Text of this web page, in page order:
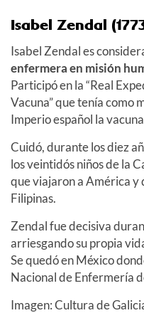
Isabel Zendal
Isabel Zendal es
enfermera en misión
Participó en la “Real
Vacuna” que tenía como
Imperio español la
Cuidó, durante los diez
los veintidós niños de la
que viajaron a América y
Filipinas.
Zendal fue decisiva
arriesgando su propia
Se quedó en México
Nacional de Enfermería
Imagen: Cultura de